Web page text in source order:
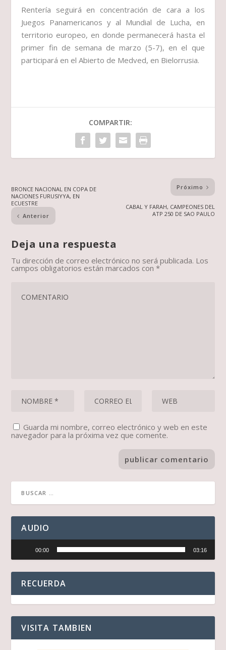
Rentería seguirá en concentración de cara a los
Juegos Panamericanos y al Mundial de Lucha, en
territorio europeo, en donde permanecerá hasta el
primer fin de semana de marzo (5-7), en el que
participará en el Abierto de Medved, en Bielorrusia.
COMPARTIR:
BRONCE NACIONAL EN COPA DE
NACIONES FURUSIYYA, EN
ECUESTRE
Anterior
Próximo
CABAL Y FARAH, CAMPEONES DEL
ATP 250 DE SAO PAULO
Deja una respuesta
Tu dirección de correo electrónico no será publicada. Los
campos obligatorios están marcados con*
Guarda mi nombre, correo electrónico y web en este
navegador para la próxima vez que comente.
AUDIO
audio
00:00 03:16
RECUERDA
VISITA TAMBIEN